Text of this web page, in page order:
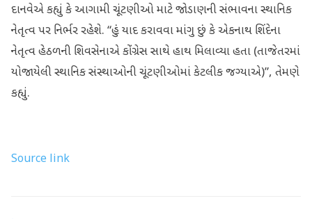
દાનવેએ કહ્યું કે આગામી ચૂંટણીઓ માટે જોડાણની સંભાવના સ્થાનિક
નેતૃત્વ પર નિર્ભર રહેશે. “હું યાદ કરાવવા માંગુ છું કે એકનાથ શિંદેના
નેતૃત્વ હેઠળની શિવસેનાએ કોંગ્રેસ સાથે હાથ મિલાવ્યા હતા (તાજેતરમાં
યોજાયેલી સ્થાનિક સંસ્થાઓની ચૂંટણીઓમાં કેટલીક જગ્યાએ)”, તેમણે
કહ્યું.
Source link